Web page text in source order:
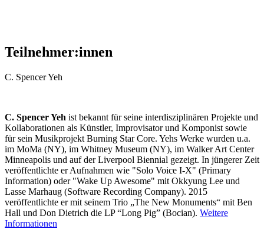
Teilnehmer:innen
C. Spencer Yeh
C. Spencer Yeh ist bekannt für seine interdisziplinären Projekte und
Kollaborationen als Künstler, Improvisator und Komponist sowie
für sein Musikprojekt Burning Star Core. Yehs Werke wurden u.a.
im MoMa (NY), im Whitney Museum (NY), im Walker Art Center
Minneapolis und auf der Liverpool Biennial gezeigt. In jüngerer Zeit
veröffentlichte er Aufnahmen wie "Solo Voice I-X" (Primary
Information) oder "Wake Up Awesome" mit Okkyung Lee und
Lasse Marhaug (Software Recording Company). 2015
veröffentlichte er mit seinem Trio „The New Monuments“ mit Ben
Hall und Don Dietrich die LP “Long Pig” (Bocian). Weitere
Informationen